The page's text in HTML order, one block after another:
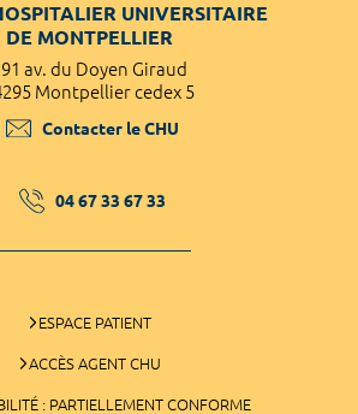
UNIVERSITAIRE
DE MONTPELLIER
av. du Doyen Giraud
Montpellier cedex 5
Contacter le CHU
04 67 33 67 33
ESPACE PATIENT
ACCÈS AGENT CHU
: PARTIELLEMENT CONFORME